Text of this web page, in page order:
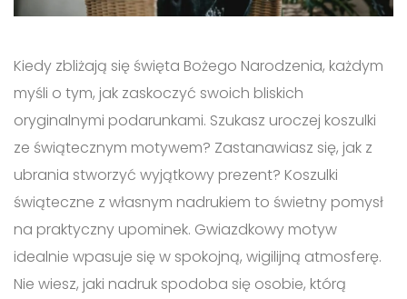
Kiedy zbliżają się święta Bożego Narodzenia, każdym
myśli o tym, jak zaskoczyć swoich bliskich
oryginalnymi podarunkami. Szukasz uroczej koszulki
ze świątecznym motywem? Zastanawiasz się, jak z
ubrania stworzyć wyjątkowy prezent? Koszulki
świąteczne z własnym nadrukiem to świetny pomysł
na praktyczny upominek. Gwiazdkowy motyw
idealnie wpasuje się w spokojną, wigilijną atmosferę.
Nie wiesz, jaki nadruk spodoba się osobie, którą